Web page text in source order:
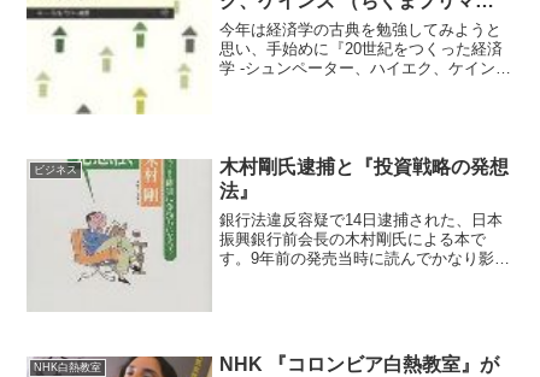
新書）』を読了
今年は経済学の古典を勉強してみようと
思い、手始めに『20世紀をつくった経済
学 -シュンペーター、ハイエク、ケイン
ビジネス
木村剛氏逮捕と『投資戦略の発想
法』
銀行法違反容疑で14日逮捕された、日本
振興銀行前会長の木村剛氏による本で
す。9年前の発売当時に読んでかなり影響
NHK白熱教室
NHK 『コロンビア白熱教室』が